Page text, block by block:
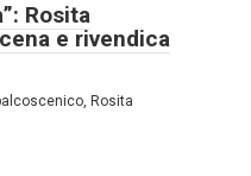
Rosita
e rivendica
Rosita